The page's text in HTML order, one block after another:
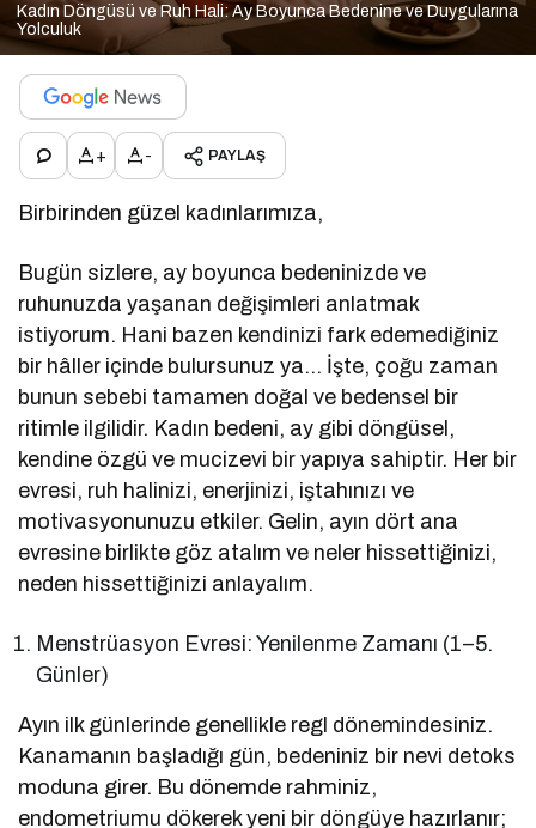
Kadın Döngüsü ve Ruh Hali: Ay Boyunca Bedenine ve Duygularına
Yolculuk
+ - PAYLAŞ
Birbirinden güzel kadınlarımıza,
Bugün sizlere, ay boyunca bedeninizde ve
ruhunuzda yaşanan değişimleri anlatmak
istiyorum. Hani bazen kendinizi fark edemediğiniz
bir hâller içinde bulursunuz ya… İşte, çoğu zaman
bunun sebebi tamamen doğal ve bedensel bir
ritimle ilgilidir. Kadın bedeni, ay gibi döngüsel,
kendine özgü ve mucizevi bir yapıya sahiptir. Her bir
evresi, ruh halinizi, enerjinizi, iştahınızı ve
motivasyonunuzu etkiler. Gelin, ayın dört ana
evresine birlikte göz atalım ve neler hissettiğinizi,
neden hissettiğinizi anlayalım.
Menstrüasyon Evresi: Yenilenme Zamanı (1–5.
Günler)
Ayın ilk günlerinde genellikle regl dönemindesiniz.
Kanamanın başladığı gün, bedeniniz bir nevi detoks
moduna girer. Bu dönemde rahminiz,
endometriumu dökerek yeni bir döngüye hazırlanır;